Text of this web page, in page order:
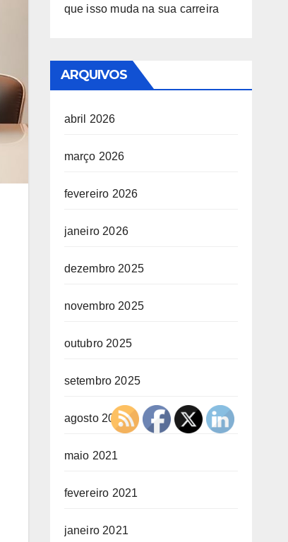
que isso muda na sua carreira
ARQUIVOS
abril 2026
março 2026
fevereiro 2026
janeiro 2026
dezembro 2025
novembro 2025
outubro 2025
setembro 2025
agosto 2025
maio 2021
fevereiro 2021
janeiro 2021